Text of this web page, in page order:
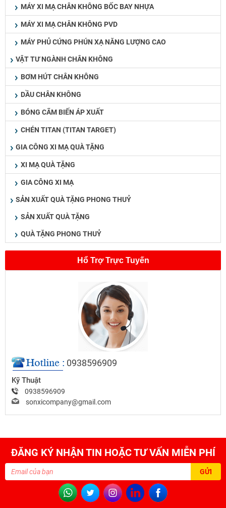
MÁY XI MẠ CHÂN KHÔNG BỐC BAY NHỰA
MÁY XI MẠ CHÂN KHÔNG PVD
MÁY PHỦ CỨNG PHÚN XẠ NĂNG LƯỢNG CAO
VẬT TƯ NGÀNH CHÂN KHÔNG
BƠM HÚT CHÂN KHÔNG
DẦU CHÂN KHÔNG
BÓNG CÃM BIẾN ÁP XUẤT
CHÉN TITAN (TITAN TARGET)
GIA CÔNG XI MẠ QUÀ TẶNG
XI MẠ QUÀ TẶNG
GIA CÔNG XI MẠ
SẢN XUẤT QUÀ TẶNG PHONG THUỶ
SẢN XUẤT QUÀ TẶNG
QUÀ TẶNG PHONG THUỶ
Hổ Trợ Trực Tuyến
0938596909
Kỹ Thuật
0938596909
sonxicompany@gmail.com
ĐĂNG KÝ NHẬN TIN HOẶC TƯ VẤN MIỄN PHÍ